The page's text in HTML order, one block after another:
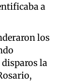
a
los
la